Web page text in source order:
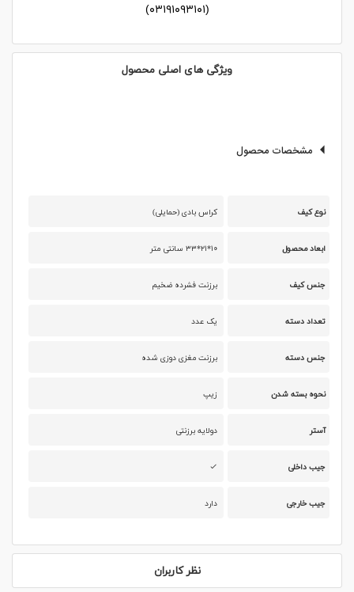
ویژگی های اصلی محصول
مشخصات محصول
نوع کیف کراس بادی (حمایلی)
ابعاد محصول ۱۰*۲۱*۳۳ سانتی متر
جنس کیف برزنت فشرده ضخیم
تعداد دسته یک عدد
جنس دسته برزنت مغزی دوزی شده
نحوه بسته شدن زیپ
آستر دولایه برزنتی
جیب داخلی
جیب خارجی دارد
نظر کاربران